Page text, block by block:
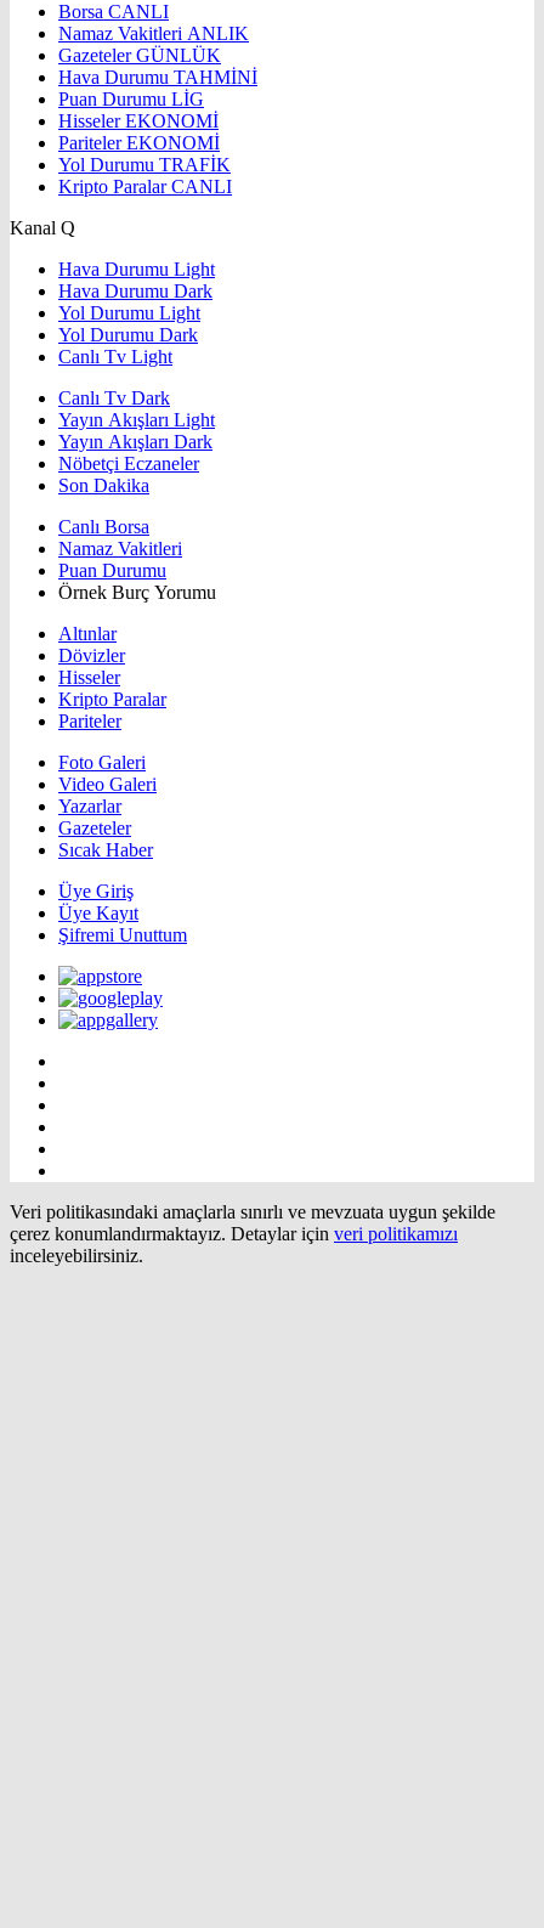
Borsa CANLI
Namaz Vakitleri ANLIK
GazetelerGÜNLÜK
Hava Durumu TAHMİNİ
Puan Durumu LİG
HisselerEKONOMİ
ParitelerEKONOMİ
Yol Durumu TRAFİK
Kripto ParalarCANLI
Kanal Q
Hava Durumu Light
Hava Durumu Dark
Yol Durumu Light
Yol Durumu Dark
Canlı Tv Light
Canlı Tv Dark
Yayın Akışları Light
Yayın Akışları Dark
Nöbetçi Eczaneler
Son Dakika
Canlı Borsa
Namaz Vakitleri
Puan Durumu
Örnek Burç Yorumu
Altınlar
Dövizler
Hisseler
Kripto Paralar
Pariteler
Foto Galeri
Video Galeri
Yazarlar
Gazeteler
Sıcak Haber
Üye Giriş
Üye Kayıt
Şifremi Unuttum
Veri politikasındaki amaçlarla sınırlı ve mevzuata uygun şekilde
çerez konumlandırmaktayız. Detaylar için veri politikamızı
inceleyebilirsiniz.